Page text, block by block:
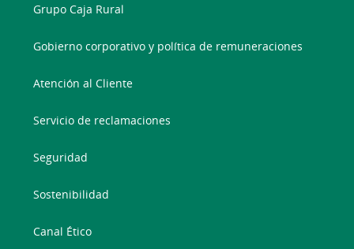
Grupo Caja Rural
Gobierno corporativo y política de remuneraciones
Atención al Cliente
Servicio de reclamaciones
Seguridad
Sostenibilidad
Canal Ético